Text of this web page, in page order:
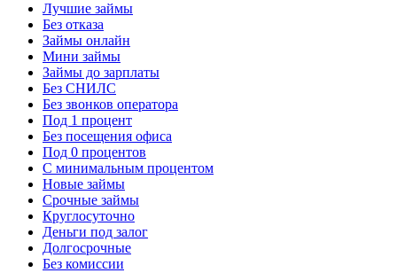
Лучшие займы
Без отказа
Займы онлайн
Мини займы
Займы до зарплаты
Без СНИЛС
Без звонков оператора
Под 1 процент
Без посещения офиса
Под 0 процентов
С минимальным процентом
Новые займы
Срочные займы
Круглосуточно
Деньги под залог
Долгосрочные
Без комиссии